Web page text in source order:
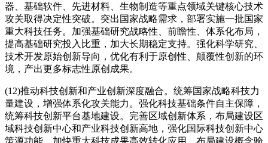
器、基础软件、先进材料、生物制造等重点领域关键核心技术
攻关取得决定性突破。突出国家战略需求，部署实施一批国家
重大科技任务。加强基础研究战略性、前瞻性、体系化布局，
提高基础研究投入比重，加大长期稳定支持。强化科学研究、
技术开发原始创新导向，优化有利于原创性、颠覆性创新的环
境，产出更多标志性原创成果。
(12)推动科技创新和产业创新深度融合。统筹国家战略科技力
量建设，增强体系化攻关能力。强化科技基础条件自主保障，
统筹科技创新平台基地建设。完善区域创新体系，布局建设区
域科技创新中心和产业科技创新高地，强化国际科技创新中心
策源功能。加快重大科技成果高效转化应用，布局建设概念验